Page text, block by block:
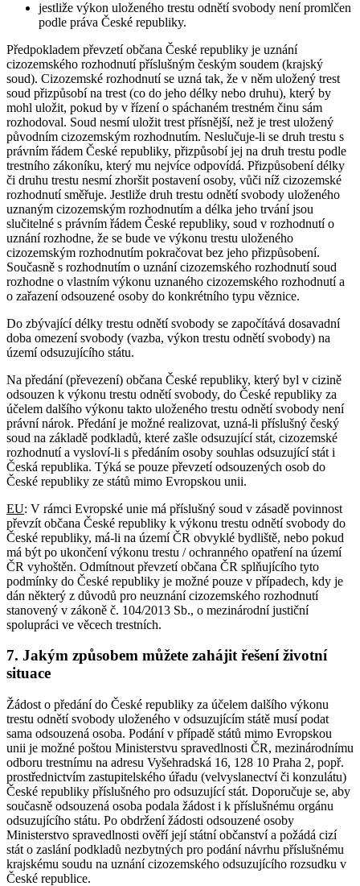
jestliže výkon uloženého trestu odnětí svobody není promlčen
podle práva České republiky.
Předpokladem převzetí občana České republiky je uznání
cizozemského rozhodnutí příslušným českým soudem (krajský
soud). Cizozemské rozhodnutí se uzná tak, že v něm uložený trest
soud přizpůsobí na trest (co do jeho délky nebo druhu), který by
mohl uložit, pokud by v řízení o spáchaném trestném činu sám
rozhodoval. Soud nesmí uložit trest přísnější, než je trest uložený
původním cizozemským rozhodnutím. Neslučuje-li se druh trestu s
právním řádem České republiky, přizpůsobí jej na druh trestu podle
trestního zákoníku, který mu nejvíce odpovídá. Přizpůsobení délky
či druhu trestu nesmí zhoršit postavení osoby, vůči níž cizozemské
rozhodnutí směřuje. Jestliže druh trestu odnětí svobody uloženého
uznaným cizozemským rozhodnutím a délka jeho trvání jsou
slučitelné s právním řádem České republiky, soud v rozhodnutí o
uznání rozhodne, že se bude ve výkonu trestu uloženého
cizozemským rozhodnutím pokračovat bez jeho přizpůsobení.
Současně s rozhodnutím o uznání cizozemského rozhodnutí soud
rozhodne o vlastním výkonu uznaného cizozemského rozhodnutí a
o zařazení odsouzené osoby do konkrétního typu věznice.
Do zbývající délky trestu odnětí svobody se započítává dosavadní
doba omezení svobody (vazba, výkon trestu odnětí svobody) na
území odsuzujícího státu.
Na předání (převezení) občana České republiky, který byl v cizině
odsouzen k výkonu trestu odnětí svobody, do České republiky za
účelem dalšího výkonu takto uloženého trestu odnětí svobody není
právní nárok. Předání je možné realizovat, uzná-li příslušný český
soud na základě podkladů, které zašle odsuzující stát, cizozemské
rozhodnutí a vysloví-li s předáním osoby souhlas odsuzující stát i
Česká republika. Týká se pouze převzetí odsouzených osob do
České republiky ze států mimo Evropskou unii.
EU: V rámci Evropské unie má příslušný soud v zásadě povinnost
převzít občana České republiky k výkonu trestu odnětí svobody do
České republiky, má-li na území ČR obvyklé bydliště, nebo pokud
má být po ukončení výkonu trestu / ochranného opatření na území
ČR vyhoštěn. Odmítnout převzetí občana ČR splňujícího tyto
podmínky do České republiky je možné pouze v případech, kdy je
dán některý z důvodů pro neuznání cizozemského rozhodnutí
stanovený v zákoně č. 104/2013 Sb., o mezinárodní justiční
spolupráci ve věcech trestních.
7. Jakým způsobem můžete zahájit řešení životní
situace
Žádost o předání do České republiky za účelem dalšího výkonu
trestu odnětí svobody uloženého v odsuzujícím státě musí podat
sama odsouzená osoba. Podání v případě států mimo Evropskou
unii je možné poštou Ministerstvu spravedlnosti ČR, mezinárodnímu
odboru trestnímu na adresu Vyšehradská 16, 128 10 Praha 2, popř.
prostřednictvím zastupitelského úřadu (velvyslanectví či konzulátu)
České republiky příslušného pro odsuzující stát. Doporučuje se, aby
současně odsouzená osoba podala žádost i k příslušnému orgánu
odsuzujícího státu. Po obdržení žádosti odsouzené osoby
Ministerstvo spravedlnosti ověří její státní občanství a požádá cizí
stát o zaslání podkladů nezbytných pro podání návrhu příslušnému
krajskému soudu na uznání cizozemského odsuzujícího rozsudku v
České republice.